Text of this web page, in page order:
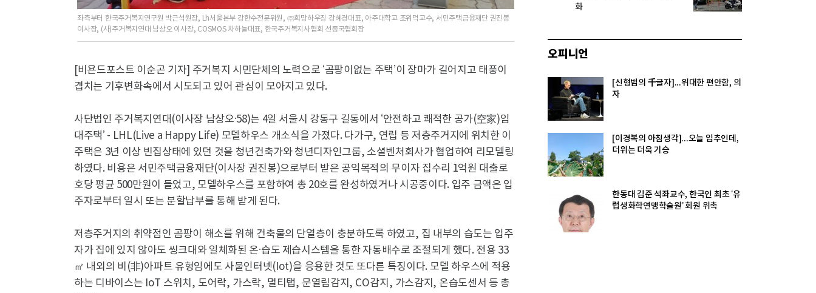
좌측부터 한국주거복지연구원 박근석원장, Lh서울본부 강한수전문위원, ㈜희망하우징 강혜경대표, 아주대학교 조위덕교수, 서민주택금융재단 권진봉
이사장, (사)주거복지연대 남상오 이사장, COSMOS 차하늘대표, 한국주거복지사협회 선종국협회장
[비욘드포스트 이순곤 기자] 주거복지 시민단체의 노력으로 ‘곰팡이없는 주택’이 장마가 길어지고 태풍이
겹치는 기후변화속에서 시도되고 있어 관심이 모아지고 있다.
사단법인 주거복지연대(이사장 남상오·58)는 4일 서울시 강동구 길동에서 ‘안전하고 쾌적한 공가(空家)임
대주택’ - LHL(Live a Happy Life) 모델하우스 개소식을 가졌다. 다가구, 연립 등 저층주거지에 위치한 이
주택은 3년 이상 빈집상태에 있던 것을 청년건축가와 청년디자인그룹, 소셜벤처회사가 협업하여 리모델링
하였다. 비용은 서민주택금융재단(이사장 권진봉)으로부터 받은 공익목적의 무이자 집수리 1억원 대출로
호당 평균 500만원이 들었고, 모델하우스를 포함하여 총 20호를 완성하였거나 시공중이다. 입주 금액은 입
주자로부터 일시 또는 분할납부를 통해 받게 된다.
저층주거지의 취약점인 곰팡이 해소를 위해 건축물의 단열층이 충분하도록 하였고, 집 내부의 습도는 입주
자가 집에 있지 않아도 씽크대와 일체화된 온·습도 제습시스템을 통한 자동배수로 조절되게 했다.전용 33
㎡ 내외의 비 (非)아파트 유형임에도 사물인터넷(Iot)을 응용한 것도 또다른 특징이다. 모델 하우스에 적용
하는 디바이스는 IoT 스위치 , 도어락, 가스락, 멀티탭, 문열림감지 , CO감지 , 가스감지 , 온습도센서 등 총
화
오피니언
[신형범의 千글자]...위대한 편안함, 의
자
[이경복의 아침생각]...오늘 입추인데,
더위는 더욱 기승
한동대 김준 석좌교수, 한국인 최초 ‘유
럽생화학연맹학술원’ 회원 위촉